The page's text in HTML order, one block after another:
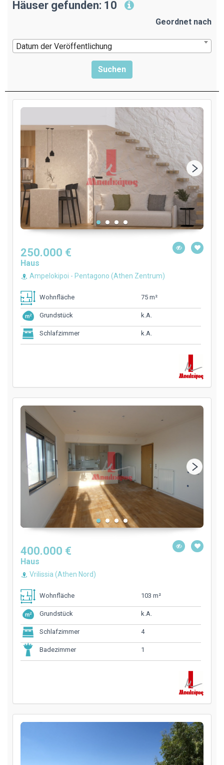
Häuser gefunden: 10
Geordnet nach
Datum der Veröffentlichung
250.000 €
Haus
Ampelokipoi - Pentagono (Athen Zentrum)
Wohnfläche 75 m²
Grundstück k.A.
Schlafzimmer k.A.
400.000 €
Haus
Vrilissia (Athen Nord)
Wohnfläche 103 m²
Grundstück k.A.
Schlafzimmer 4
Badezimmer 1